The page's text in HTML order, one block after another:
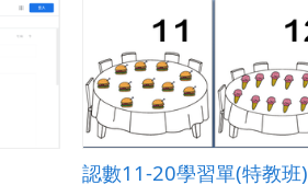
認數11-20學習單(特教班)